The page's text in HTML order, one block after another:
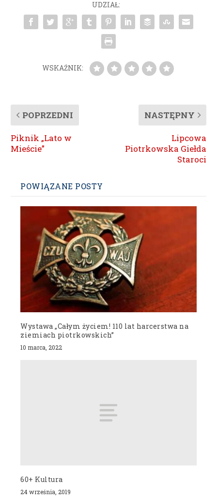
UDZIAŁ:
WSKAŹNIK:
POPRZEDNI
Piknik „Lato w
Mieście”
NASTĘPNY
Lipcowa
Piotrkowska Giełda
Staroci
POWIĄZANE POSTY
Wystawa „Całym życiem! 110 lat harcerstwa na
ziemiach piotrkowskich”
10 marca, 2022
60+ Kultura
24 września, 2019